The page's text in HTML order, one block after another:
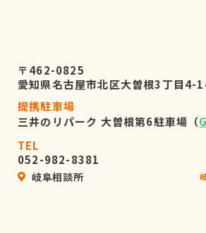
〒462-0825
愛知県名古屋市北区大曽根3丁目4-
提携駐車場
三井のリパーク 大曽根第6駐車場（
TEL
052-982-8381
岐阜相談所